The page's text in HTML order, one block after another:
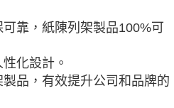
靠，紙陳列架製品100%可
化設計。
品，有效提升公司和品牌的